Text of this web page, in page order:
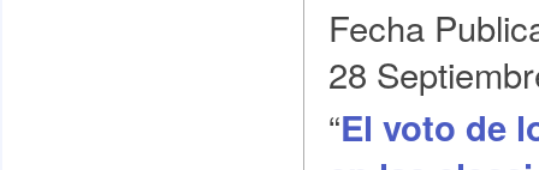
Fecha
28
“El voto de